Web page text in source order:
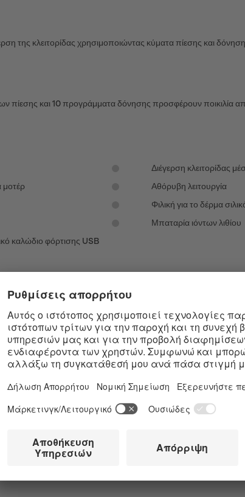
της κλειτορίδας χρησιμοποιώντας κύματα πίεσης και
πίεσης και 10 προγράμματα δόνησης προσφέρουν ποικιλία
Διέγερση κλειτορίδας
μοτέρ Αθόρυβη λειτουργία
Φιλική για το δέρμα
Μπαταρία ιόντων λιθίου
καλώδιο φόρτισης USB
ΕΝΤΥΠΩΣΙΑΚΌ ΚΑΙ ΚΟΜΨΌ
Το Satisfyer High Fashion τα έχει όλα! Ο δονητής
λουκ και ικανοποιεί την κλειτορίδα σου με έναν
αγκαλιάζει τέλεια την κλειτορίδα σου και σαγηνεύει με τη
SATISFYER HIGH FASHION
της εταιρείας μας ελέγχεται εύκολα από το
προγράμματα δόνησης για μοναδικούς συνδυασμούς. Με
αδιάβροχος (IPX7) και μπορεί να συνοδεύσει και στο
καλώδιο φόρτισης USB.